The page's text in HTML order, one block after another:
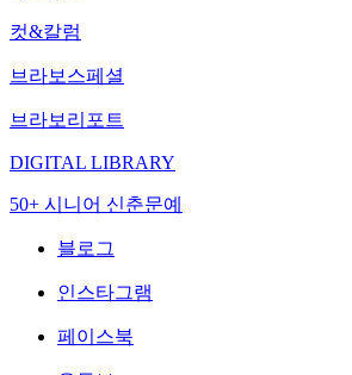
컷&칼럼
브라보스페셜
브라보리포트
DIGITAL LIBRARY
50+ 시니어 신춘문예
블로그
인스타그램
페이스북